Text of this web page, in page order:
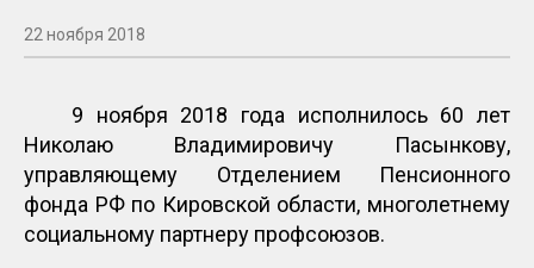
22 ноября 2018
9 ноября 2018 года исполнилось 60 лет
Николаю Владимировичу Пасынкову,
управляющему Отделением Пенсионного
фонда РФ по Кировской области, многолетнему
социальному партнеру профсоюзов.